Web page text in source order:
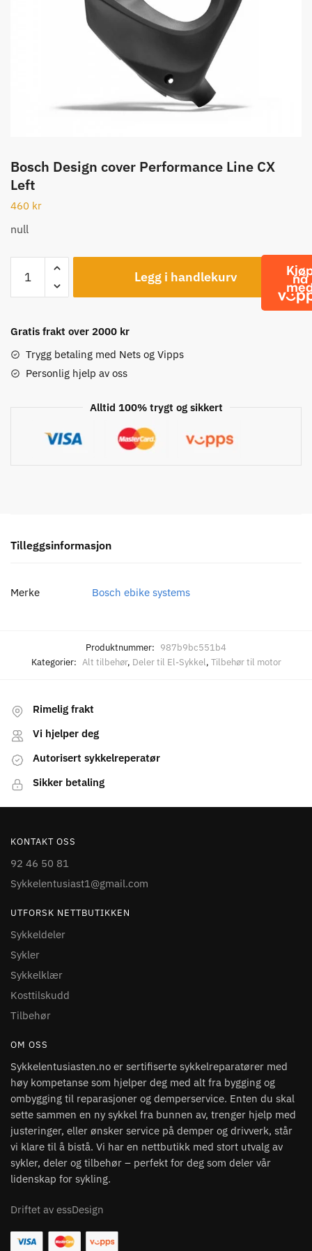
Bosch Design cover Performance Line CX
Left
460 kr
null
Design
cover
Line
CX
antall
Legg i handlekurv
Gratis frakt over 2000 kr
Trygg betaling med Nets og Vipps
Personlig hjelp av oss
Alltid 100% trygt og sikkert
Tilleggsinformasjon
Merke Bosch ebike systems
Produktnummer: 987b9bc551b4
Kategorier: Alt tilbehør, Deler til El-Sykkel, Tilbehør til motor
Rimelig frakt
Vi hjelper deg
Autorisert sykkelreperatør
Sikker betaling
KONTAKT OSS
92 46 50 81
Sykkelentusiast1@gmail.com
UTFORSK NETTBUTIKKEN
Sykkeldeler
Sykler
Sykkelklær
Kosttilskudd
Tilbehør
OM OSS
Sykkelentusiasten.no er sertifiserte sykkelreparatører med
høy kompetanse som hjelper deg med alt fra bygging og
ombygging til reparasjoner og demperservice. Enten du skal
sette sammen en ny sykkel fra bunnen av, trenger hjelp med
justeringer, eller ønsker service på demper og drivverk, står
vi klare til å bistå. Vi har en nettbutikk med stort utvalg av
sykler, deler og tilbehør – perfekt for deg som deler vår
lidenskap for sykling.
Driftet av essDesign